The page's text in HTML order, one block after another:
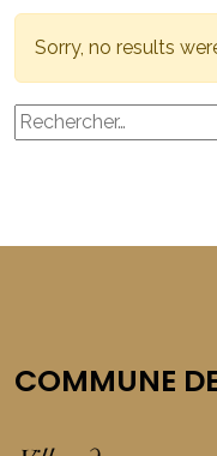
Sorry, no results
Rechercher :
COMMUNE